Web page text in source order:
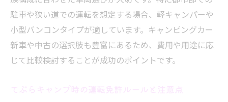
駐車や狭い道での運転を想定する場合、軽キャンパーや
小型バンコンタイプが適しています。キャンピングカー
新車や中古の選択肢も豊富にあるため、費用や用途に応
じて比較検討することが成功のポイントです。